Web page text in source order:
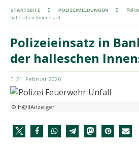
STARTSEITE POLIZEIMELDUNGEN
halleschen Innenstadt
Polizeieinsatz in
der halleschen
21. Februar 2026
© H@llAnzeiger